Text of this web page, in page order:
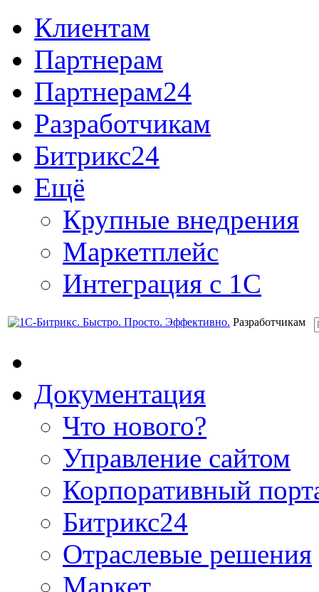
Клиентам
Партнерам
Партнерам24
Разработчикам
Битрикс24
Ещё
Крупные внедрения
Маркетплейс
Интеграция с 1С
Разработчикам
Документация
Что нового?
Управление сайтом
Корпоративный
Битрикс24
Отраслевые решения